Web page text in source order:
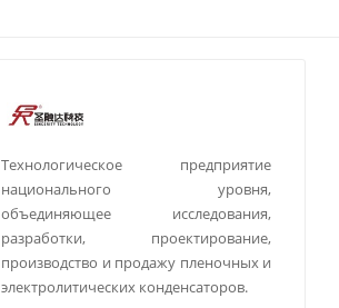
Технологическое предприятие
национального уровня,
объединяющее исследования,
разработки, проектирование,
производство и продажу пленочных и
электролитических конденсаторов.